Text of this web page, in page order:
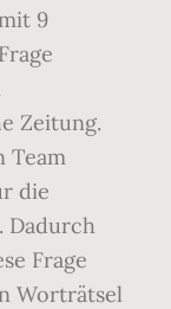
9
Zeitung.
Team
die
Dadurch
Frage
Worträtsel